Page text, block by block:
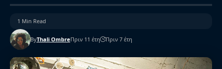
ByThali OmbreΠριν 11 έτη Πριν 7 έτη
1 Min Read